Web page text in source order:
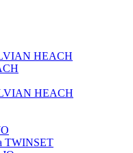
HEACH
HEACH
TWINSET